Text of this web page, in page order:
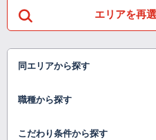
エリアを再
同エリアから探す
職種から探す
こだわり条件から探す